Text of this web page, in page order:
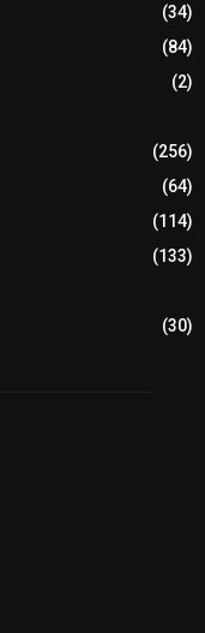
(34)
(84)
(2)
(256)
(64)
(114)
(133)
(30)